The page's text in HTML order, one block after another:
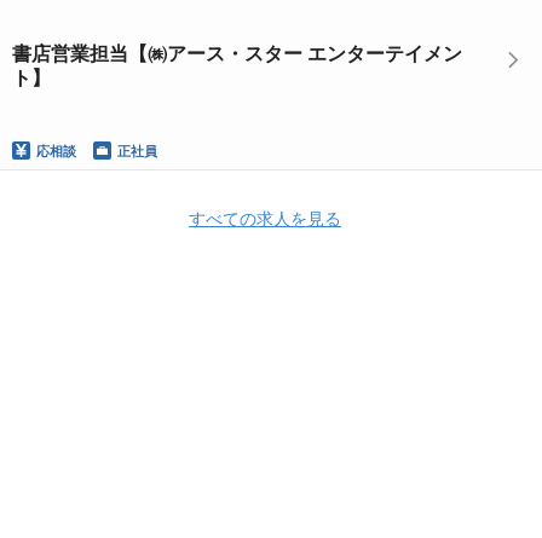
書店営業担当【㈱アース・スター エンターテイメン
ト】
応相談 正社員
すべての求人を見る